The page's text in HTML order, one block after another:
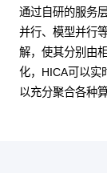
通过自研的服务
并行、模型并行
解，使其分别由
化，HICA可以实
以充分聚合各种